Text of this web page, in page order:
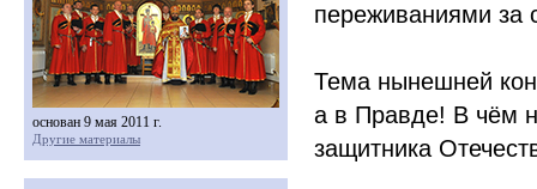
переживаниями за
Тема нынешней
а в Правде! В чём
защитника
основан 9 мая 2011 г.
Другие материалы